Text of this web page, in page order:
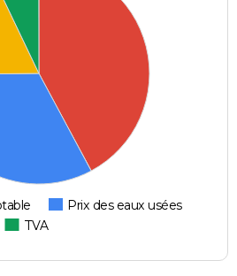
Prix des eaux usées
TVA